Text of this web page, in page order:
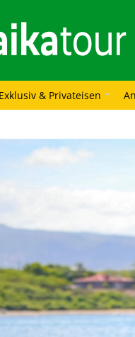
Exklusiv & Privateisen